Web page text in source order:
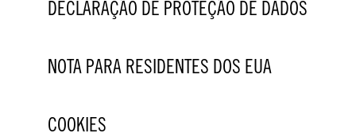
DECLARAÇÃO DE PROTEÇÃO DE DADOS
NOTA PARA RESIDENTES DOS EUA
COOKIES